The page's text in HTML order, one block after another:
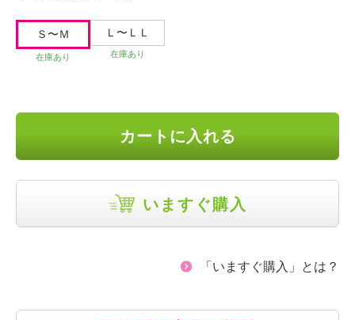
Ｓ〜Ｍ
在庫あり
Ｌ〜ＬＬ
在庫あり
カートに入れる
いますぐ購入
「いますぐ購入」とは？